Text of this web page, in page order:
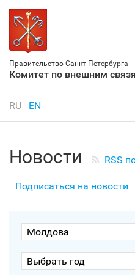
Правительство Санкт‑Петербурга
Комитет по внешним
RU EN
Новости RSS
Подписаться на новости
Молдова
Выбрать год